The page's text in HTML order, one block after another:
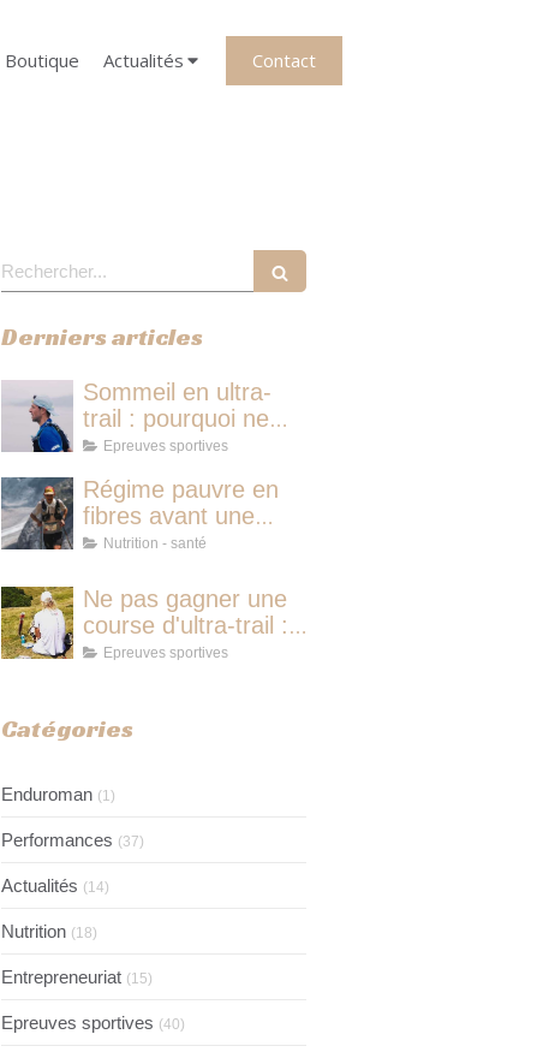
Boutique Actualités Contact
Rechercher
Derniers articles
Sommeil en ultra-
trail : pourquoi ne
pas dormir vous fait
temps qu'une micro-
sieste
Epreuves sportives
Régime pauvre en
fibres avant une
course d'ultra-trail :
nutritionnel des
champions
Nutrition - santé
Ne pas gagner une
course d'ultra-trail :
pourquoi ce n'est
Epreuves sportives
Catégories
Enduroman (1)
Performances (37)
Actualités (14)
Nutrition (18)
Entrepreneuriat (15)
Epreuves sportives (40)